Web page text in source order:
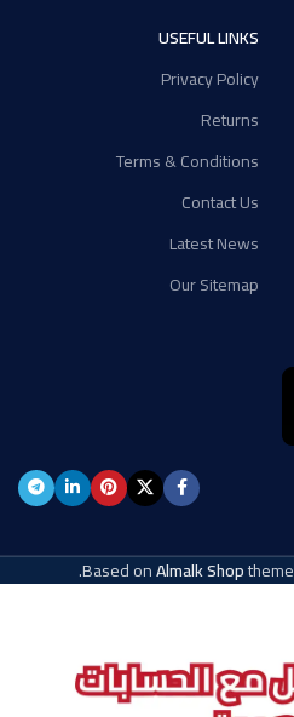
USEFUL LINKS
Privacy Policy
Returns
Terms & Conditions
Contact Us
Latest News
Our Sitemap
Based onAlmalk Shoptheme
.